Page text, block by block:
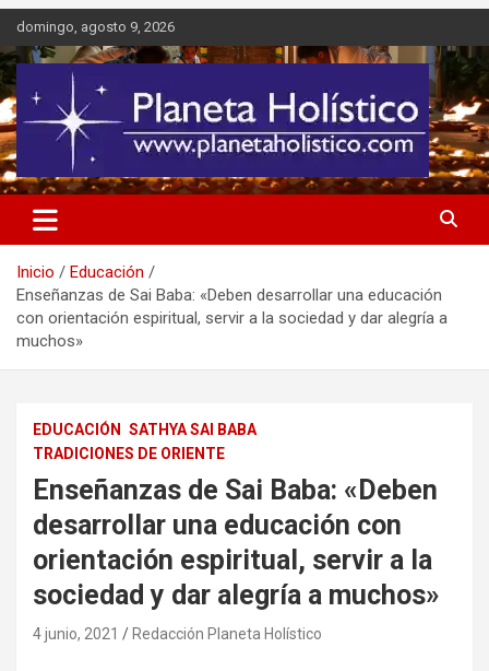
Saltar
contenido
domingo, agosto 9, 2026
Planeta Holístico
Difusión de espiritualidad, terapias alternativas holísticas, cursos,
talleres y seminarios
Inicio
Educación
Enseñanzas de Sai Baba: «Deben desarrollar una educación
con orientación espiritual, servir a la sociedad y dar alegría a
muchos»
EDUCACIÓN
SATHYA SAI BABA
TRADICIONES DE ORIENTE
Enseñanzas de Sai Baba: «Deben
desarrollar una educación con
orientación espiritual, servir a la
sociedad y dar alegría a muchos»
4 junio, 2021 Redacción Planeta Holístico